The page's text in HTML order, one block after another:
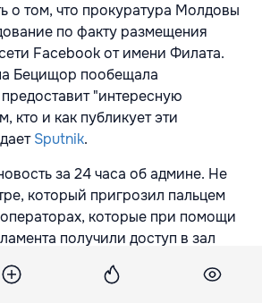
о том, что прокуратура Молдовы
по факту размещения
Facebook от имени Филата.
Бецищор пообещала
"интересную
кто и как публикует эти
Sputnik.
за 24 часа об админе. Не
который пригрозил пальцем
которые при помощи
получили доступ в зал
— написала Гонца.